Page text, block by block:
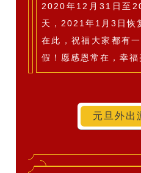
2020年12月31日至
天，2021年1月3日恢
在此，祝福大家都有
假！愿感恩常在，幸福
元旦外出